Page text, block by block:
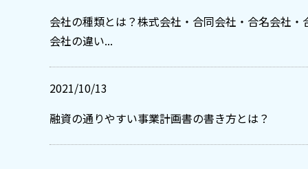
会社の種類とは？株式会社・合同会社・合名会社・
会社の違い...
2021/10/13
融資の通りやすい事業計画書の書き方とは？